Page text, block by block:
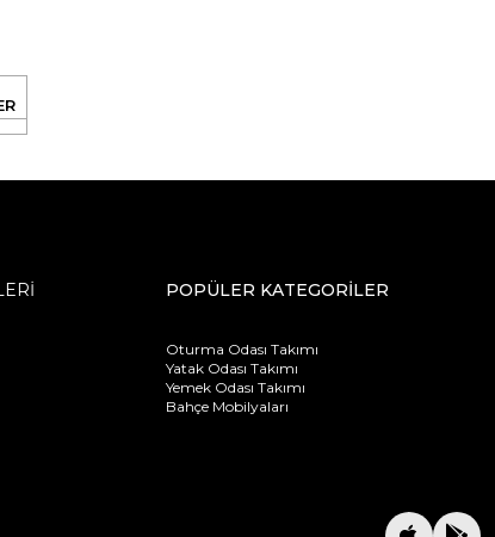
POPÜLER KATEGORİLER
Oturma Odası Takımı
Yatak Odası Takımı
Yemek Odası Takımı
Bahçe Mobilyaları